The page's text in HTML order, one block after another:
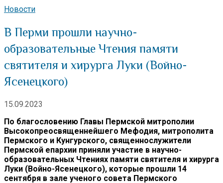
Новости
В Перми прошли научно-
образовательные Чтения памяти
святителя и хирурга Луки (Войно-
Ясенецкого)
15.09.2023
По благословению Главы Пермской митрополии
Высокопреосвященнейшего Мефодия, митрополита
Пермского и Кунгурского, священнослужители
Пермской епархии приняли участие в научно-
образовательных Чтениях памяти святителя и хирурга
Луки (Войно-Ясенецкого), которые прошли 14
сентября в зале ученого совета Пермского